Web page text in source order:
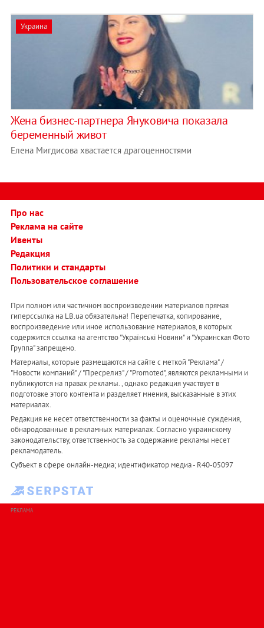
Украина
Жена бизнес-партнера Януковича показала
беременный живот
Елена Мигдисова хвастается драгоценностями
Про нас
Реклама на сайте
Ивенты
Редакция
Политики и стандарты
Пользовательское соглашение
При полном или частичном воспроизведении материалов прямая
гиперссылка на LB.ua обязательна! Перепечатка, копирование,
воспроизведение или иное использование материалов, в которых
содержится ссылка на агентство "Українськi Новини" и "Украинская Фото
Группа" запрещено.
Материалы, которые размещаются на сайте с меткой "Реклама" /
"Новости компаний" / "Пресрелиз" / "Promoted", являются рекламными и
публикуются на правах рекламы. , однако редакция участвует в
подготовке этого контента и разделяет мнения, высказанные в этих
материалах.
Редакция не несет ответственности за факты и оценочные суждения,
обнародованные в рекламных материалах. Согласно украинскому
законодательству, ответственность за содержание рекламы несет
рекламодатель.
Субъект в сфере онлайн-медиа; идентификатор медиа - R40-05097
РЕКЛАМА